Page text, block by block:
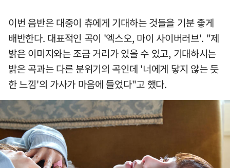
이번 음반은 대중이 츄에게 기대하는 것들을 기분 좋게
배반한다. 대표적인 곡이 '엑스오, 마이 사이버러브'. "제
밝은 이미지와는 조금 거리가 있을 수 있고, 기대하시는
밝은 곡과는 다른 분위기의 곡인데 '너에게 닿지 않는 듯
한 느낌'의 가사가 마음에 들었다"고 했다.